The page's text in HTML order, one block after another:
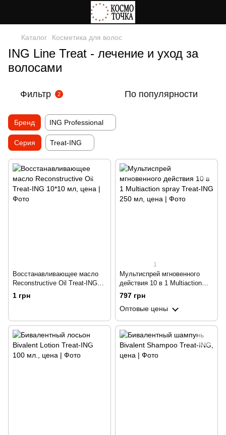
Каталог Косметика для волос
ING Line Treat - лечение и уход за
волосами
Фильтр 2 По популярности
Бренд ING Professional
Серия Treat-ING
Восстанавливающее масло
Reconstructive Oil Treat-ING
10*10 мл
1 грн
1
Мультиспрей мгновенного
действия 10 в 1 Multiaction
spray Treat-ING 250 мл
797 грн
Оптовые цены